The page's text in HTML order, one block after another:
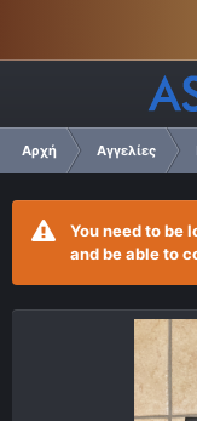
Αρχή Αγγελίες
You need to be
and be able to